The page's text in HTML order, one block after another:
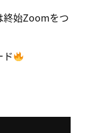
終始Zoomをつ
ド